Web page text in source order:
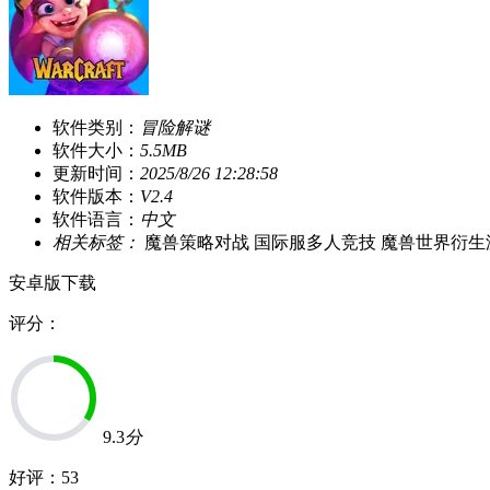
软件类别： 冒险解谜
软件大小： 5.5MB
更新时间： 2025/8/26 12:28:58
软件版本： V2.4
软件语言： 中文
相关标签： 魔兽策略对战 国际服多人竞技 魔兽世界衍生
安卓版下载
评分：
9.3分
好评： 53